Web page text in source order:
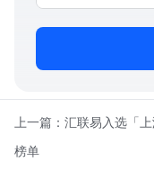
上一篇： 汇联易入选「
榜单